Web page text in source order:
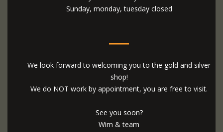
Sunday, monday, tuesday closed
We look forward to welcoming you to the gold and silver
shop!
We do NOT work by appointment, you are free to visit.
See you soon?
Wim & team